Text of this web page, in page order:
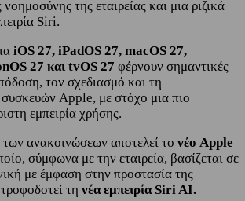
νοημοσύνης της εταιρείας και μια ριζικά
Siri.
iOS 27, iPadOS 27, macOS 27,
27 και tvOS 27 φέρνουν σημαντικές
τον σχεδιασμό και τη
Apple, με στόχο μια πιο
εμπειρία χρήσης.
των ανακοινώσεων αποτελεί το νέο Apple
σύμφωνα με την εταιρεία, βασίζεται σε
με έμφαση στην προστασία της
τη νέα εμπειρία Siri AI.